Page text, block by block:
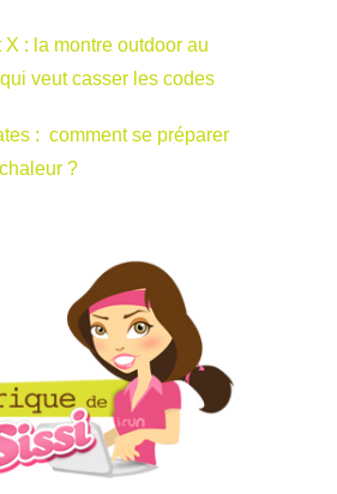
X : la montre outdoor au
veut casser les codes
: comment se préparer
?